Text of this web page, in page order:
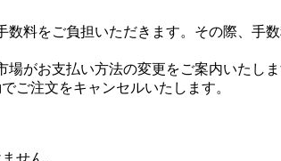
料をご負担いただきます。その際、手
がお支払い方法の変更をご案内いたしま
ご注文をキャンセルいたします。
せん。